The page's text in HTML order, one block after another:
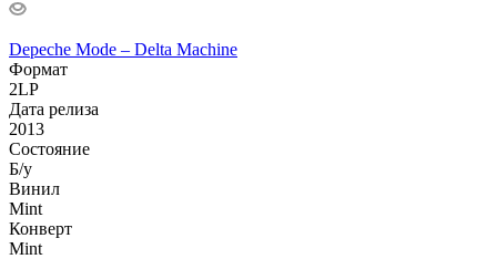
Depeche Mode – Delta Machine
Формат
2LP
Дата релиза
2013
Состояние
Б/у
Винил
Mint
Конверт
Mint